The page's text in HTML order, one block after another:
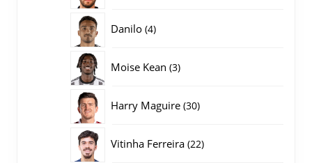
Danilo 44
Moise Kean 33
Harry Maguire 3030
Vitinha Ferreira 2222